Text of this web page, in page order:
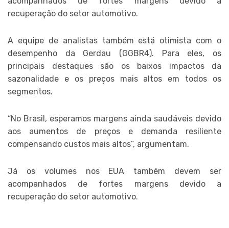
recuperação do setor automotivo.
A equipe de analistas também está otimista com o
desempenho da Gerdau (GGBR4). Para eles, os
principais destaques são os baixos impactos da
sazonalidade e os preços mais altos em todos os
segmentos.
“No Brasil, esperamos margens ainda saudáveis devido
aos aumentos de preços e demanda resiliente
compensando custos mais altos”, argumentam.
Já os volumes nos EUA também devem ser
acompanhados de fortes margens devido a
recuperação do setor automotivo.